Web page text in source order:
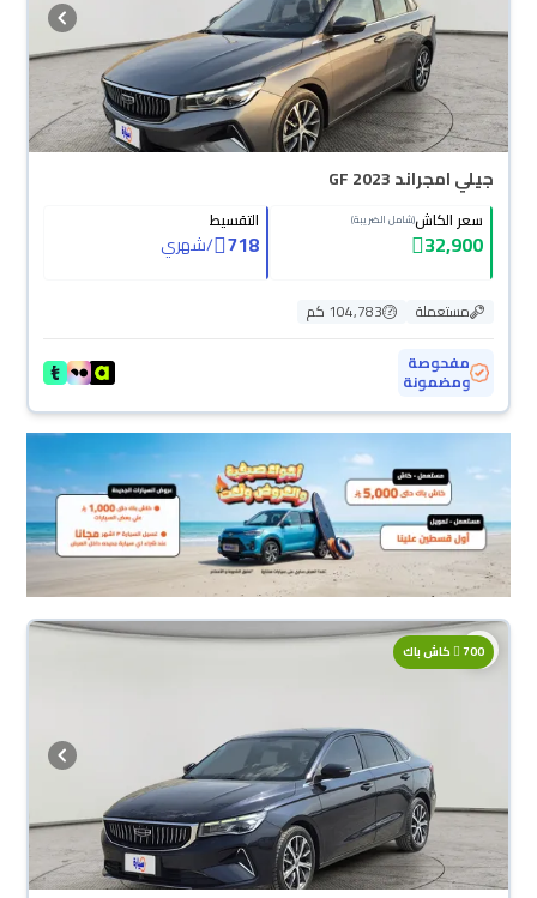
جيلي امجراند GF 2023
سعر الكاش(شامل الضريبة)
32,900
التقسيط
718
/شهري
مستعملة
104,783 كم
مفحوصة
ومضمونة
700 كاش باك